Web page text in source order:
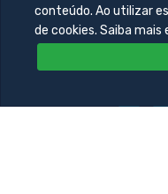
conteúdo. Ao utilizar
de cookies. Saiba mais